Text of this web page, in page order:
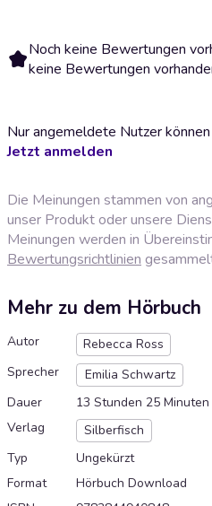
Noch keine Bewertungen
keine Bewertungen
Nur angemeldete Nutzer
Jetzt anmelden
Die Meinungen stammen von
unser Produkt oder unsere
Meinungen werden in
Bewertungsrichtlinien
Mehr zu dem Hörbuch
Autor
Rebecca Ross
Sprecher
Emilia Schwartz
Dauer
13 Stunden 25 Minuten
Verlag
Silberfisch
Typ
Ungekürzt
Format
Hörbuch Download